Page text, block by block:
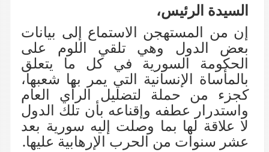
السيدة الرئيس،
إن من المستهجن الاستماع إلى بيانات
بعض الدول وهي تلقي اللوم على
الحكومة السورية في كل ما يتعلق
بالمأساة الإنسانية التي يمر بها شعبها،
كجزء من حملة لتضليل الرأي العام
واستدرار عطفه وإقناعه بأن تلك الدول
لا علاقة لها بما وصلت إليه سورية بعد
عشر سنوات من الحرب الإرهابية عليها.